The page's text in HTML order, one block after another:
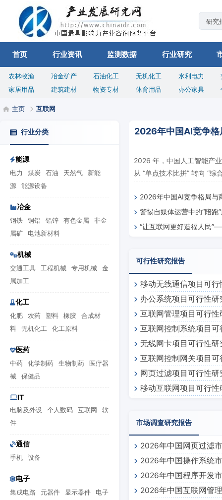
首页 行业资讯 监测数据 行业研究
农林牧渔 冶金矿产 石油化工 无机化工 水利电力
家居用品
建筑建材 物资专材 体育用品 办公家具
主页 互联网
行业分类
能源
电力 煤炭 石油 天然气
新能
源
能源设备
冶金
钢铁 铜铝 铅锌 有色金属
非金
属矿
电池新材料
机械
交通工具 工程机械 专用机械
金
属加工
化工
化肥 农药 塑料 橡胶
合成材
料
无机化工 化工原料
医药
中药 化学制药 生物制药
医疗器
械
保健品
IT
电脑及外设 个人数码 互联网
软
件
通信
手机 设备
电子
集成电路 元器件 显示器件
电子
2026年中国AI竞争格
2026 年，中国人工智能产
从 “单点技术比拼” 转向 “综
2026年中国AI竞争格局与
析：梯队重构、价值兑现、
警惕自媒体运营中的“陪跑
“让互联网更好造福人民
可行性研究报告
移动无线通信项目可行
办公系统项目可行性研
互联网管理项目可行性
互联网控制系统项目
无线网卡项目可行性研
互联网控制网关项目
网页过滤项目可行性研
移动互联网项目可行性
市场调查研究报告
2026年中国网页过滤
2026年中国操作系统
2026年中国程序开发
2026年中国互联网管